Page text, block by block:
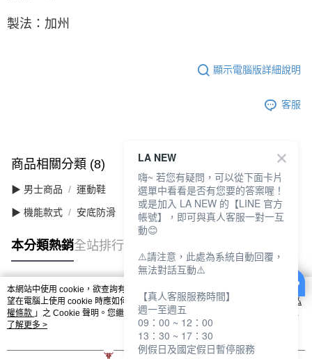
製法：加州
顯示電腦版詳細說明
客服
商品相關分類 (8) 查看全部
▶ 男士商品 運動鞋
▶ 機能款式 安底防滑
本分類熱銷全站排行
熱門標籤
本網站中使用 cookie，欲查詢有關本網站使用 cookie 方式之詳情，及若您不希
望在電腦上使用 cookie 時應如何變更電腦的 cookie 設定，請參閱本網站「
隱私
權條款 」之 Cookie 聲明。您繼續使用本網站即表示您同意本公司得按本網站使
用條款之 Cookie 聲明使用 cookie。
了解更多 >
LA NEW
嗨~ 若您有疑問，可以從下面卡片
選單中看看是否有您要的答案喔！
或是加入 LA NEW 的【LINE 官方
帳號】，即可與真人客服一對一互
動😊
⚠️請注意，此處為系統自動回覆，
無法對話互動⚠️
【真人客服服務時間】
週一至週五
09：00 ~ 12：00
13：30 ~ 17：30
例假日及國定假日暫停服務